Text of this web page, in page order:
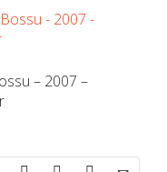
– 2007 –